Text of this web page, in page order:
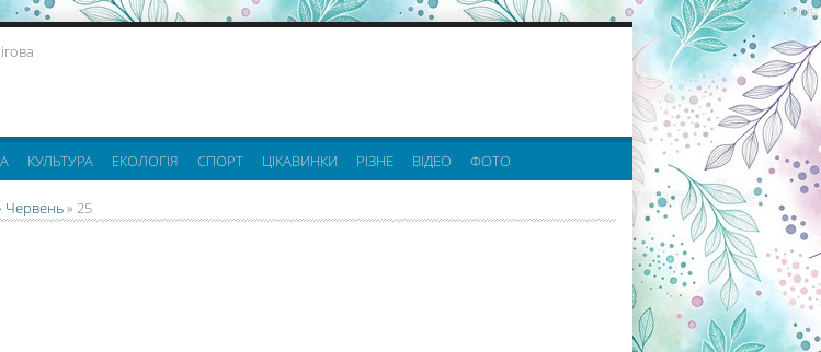
реклама партнерів:
КУЛЬТУРА ЕКОЛОГІЯ СПОРТ ЦІКАВИНКИ РІЗНЕ ВІДЕО ФОТО
Червень» 25